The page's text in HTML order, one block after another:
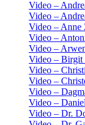
Video –
Video –
Video – Anne
Video –
Video –
Video – Birgit
Video –
Video –
Video –
Video –
Video – Dr.